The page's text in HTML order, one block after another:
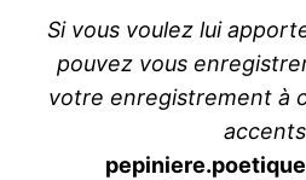
Si vous voulez lui
pouvez vous
votre enregistrement à